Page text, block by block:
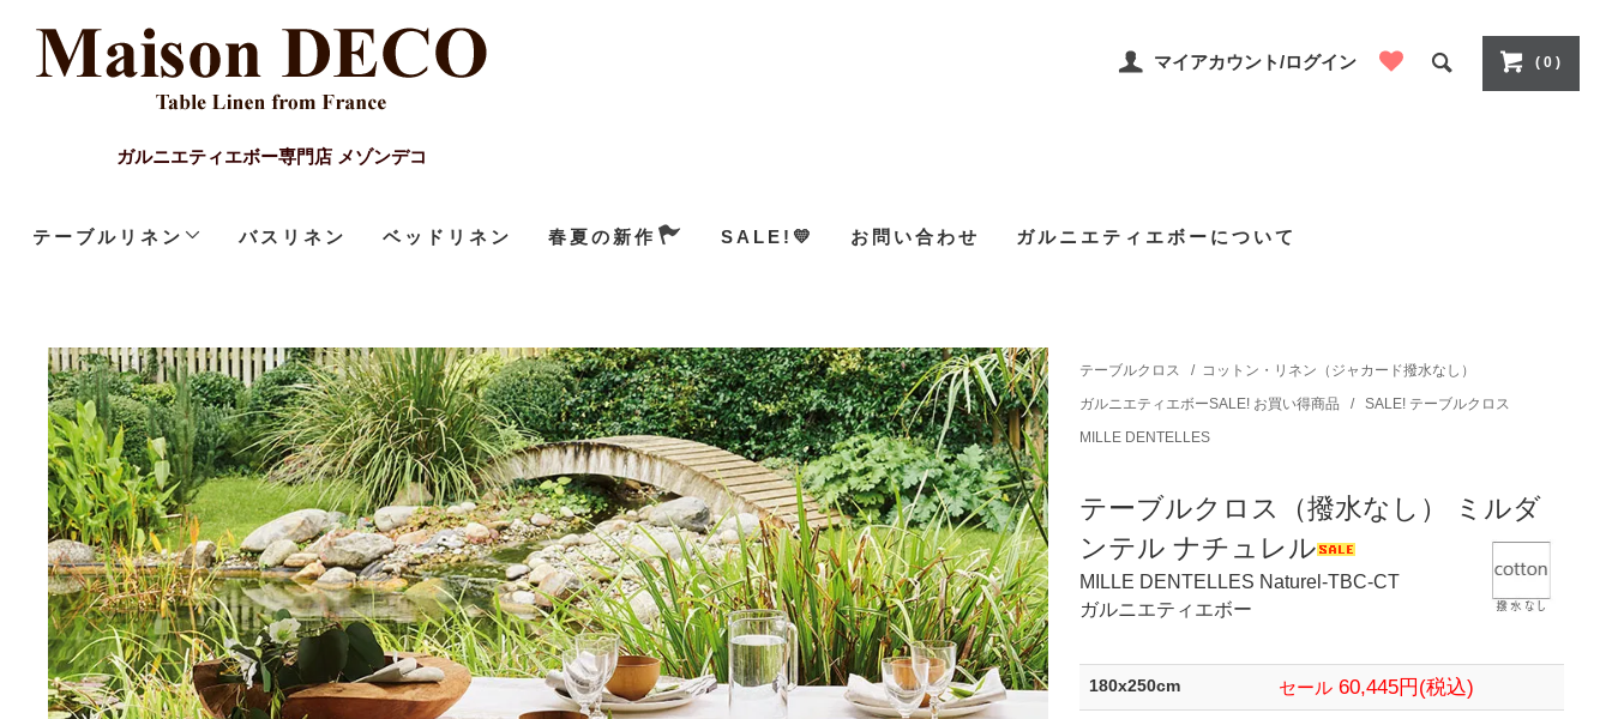
ガルニエティエボー専門店 メゾンデコ
マイアカウント/ログイン ( 0 )
テーブルリネン バスリネン ベッドリネン 春夏の新作 SALE!💛 お問い合わせ ガルニエティエボーについて
テーブルクロス / コットン・リネン（ジャカード撥水なし）
ガルニエティエボーSALE! お買い得商品
/ SALE! テーブルクロス
MILLE DENTELLES
テーブルクロス（撥水なし） ミルダ
ンテル ナチュレル
MILLE DENTELLES Naturel-TBC-CT
ガルニエティエボー
180x250cm セール60,445円(税込)